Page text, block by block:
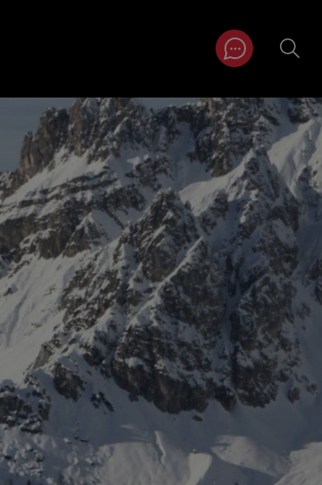
BEITRÄGE NACH
MONAT
Jänner
Februar
März
April
Mai
Juni
Juli
August
September
Oktober
November
Dezember